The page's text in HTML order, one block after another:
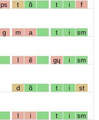
ps t ɑ̃ t i f
g m a t i sm
l ẽ gɥ i sm
d ɑ̃ t i st
l i t i sm